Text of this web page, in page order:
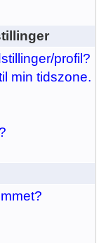
profil?
min tidszone.